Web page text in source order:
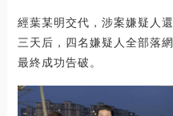
經葉某明交代，涉案嫌疑人
三天后，四名嫌疑人全部落
最終成功告破。